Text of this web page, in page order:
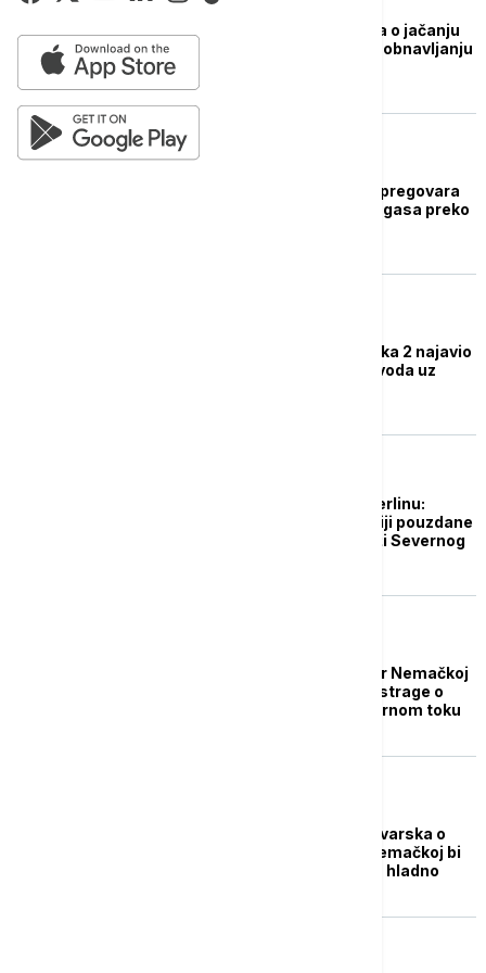
Tusk: Evropa razmišlja o jačanju
sankcija Rusiji, a ne o obnavljanju
Nemačka negirala da pregovara
sa Rusijom o isporuci gasa preko
Operater Severnog toka 2 najavio
reaktivaciju tog gasovoda uz
Ruski ambasador u Berlinu:
Nemačka ne daje Rusiji pouzdane
informacije o sabotaži Severnog
Rusija uputila prigovor Nemačkoj
zbog načina vođenja istrage o
eksplozijama na Severnom toku
Premijer pokrajine Bavarska o
Severnom toku 2: U Nemačkoj bi
moglo da bude veoma hladno